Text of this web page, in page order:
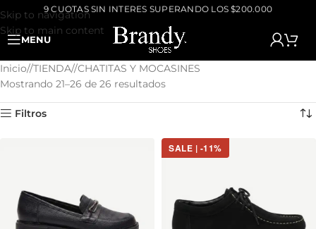
Skip to navigation
Skip to main content
9 CUOTAS SIN INTERES SUPERANDO LOS $200.000
MENU
Inicio/ TIENDA/ CHATITAS Y MOCASINES
Mostrando 21–26 de 26 resultados
Filtros
SALE | -11%